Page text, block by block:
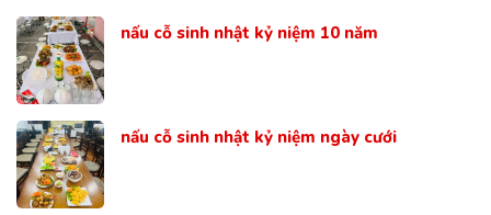
nấu cỗ sinh nhật kỷ niệm 10 năm
nấu cỗ sinh nhật kỷ niệm ngày cưới